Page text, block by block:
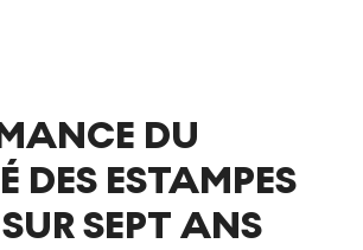
DU
DES ESTAMPES
SEPT ANS